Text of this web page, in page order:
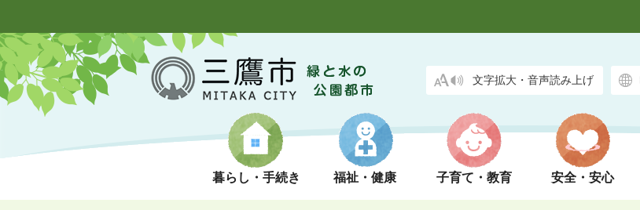
文字拡大・音声読み上げ
暮らし・手続き 福祉・健康 子育て・教育 安全・安心